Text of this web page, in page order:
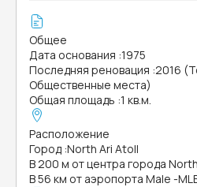
Общее
Дата основания :1975
Последняя реновация :2016
Общественные места)
Общая площадь :1 кв.м.
Расположение
Город :North Ari Atoll
В 200 м от центра города
В 56 км от аэропорта Male -